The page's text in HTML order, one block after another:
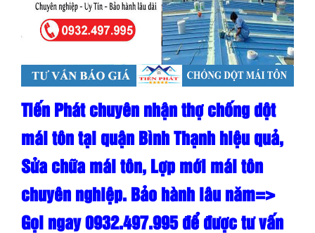
Tiến Phát chuyên nhận thợ chống dột
mái tôn tại quận Bình Thạnh hiệu quả,
Sửa chữa mái tôn, Lợp mới mái tôn
chuyên nghiệp. Bảo hành lâu năm=>
Gọi ngay 0932.497.995 để được tư vấn